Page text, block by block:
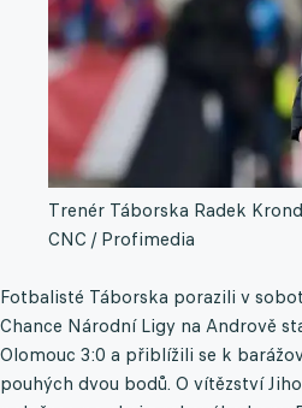
Trenér Táborska Radek
CNC / Profimedia
Fotbalisté Táborska porazili v
Chance Národní Ligy na Andrově
Olomouc 3:0 a přiblížili se k
pouhých dvou bodů. O vítězství